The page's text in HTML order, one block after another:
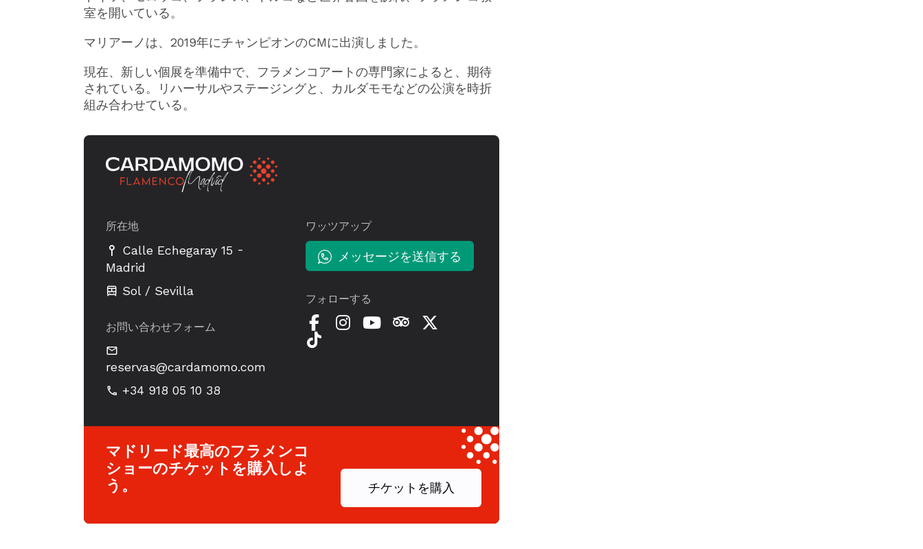
室を開いている。
マリアーノは、2019年にチャンピオンのCMに出演しました。
現在、新しい個展を準備中で、フラメンコアートの専門家によると、期待
されている。リハーサルやステージングと、カルダモモなどの公演を時折
組み合わせている。
所在地
Calle Echegaray 15 -
Madrid
Sol / Sevilla
お問い合わせフォーム
reservas@cardamomo.com
+34 918 05 10 38
ワッツアップ
メッセージを送信する
フォローする
マドリード最高のフラメンコ
ショーのチケットを購入しよ
う。
チケットを購入